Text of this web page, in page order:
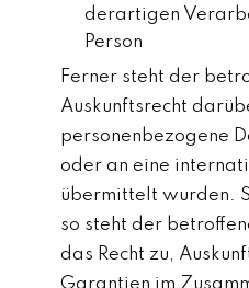
derartigen
Person
Ferner steht der
Auskunftsrecht
personenbezogene
oder an eine
übermittelt wurden.
so steht der
das Recht zu,
Garantien im